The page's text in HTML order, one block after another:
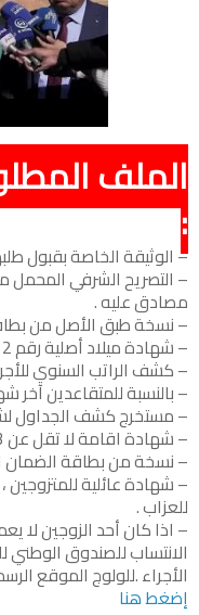
:
– الوثيقة الخاصة بقبول
– التصريح الشرفي المحمل
مصادق عليه .
– نسخة طبق الأصل من
– شهادة ميلاد أصلية رقم 12 من بلدية مكان الازدياد .
– كشف الراتب السنوي
– بالنسبة للمتقاعدين
– مستخرج كشف الجداول
– شهادة اقامة لا تقل عن 3 أشهر .
– نسخة من بطاقة الضمان
– شهادة عائلية للمتزوجين
للعزاب .
– اذا كان أحد الزوجين لا
الانتساب للصندوق الوطني
الأجراء .للولوج الموقع
إضغط هنا